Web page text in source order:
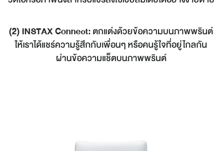
(2) INSTAX Connect: ตกแต่งด้วยข้อความบนภาพพรินต์
ให้เราได้แชร์ความรู้สึกกับเพื่อนๆ หรือคนรู้ใจที่อยู่ไกลกัน
ผ่านข้อความแช็ตบนภาพพรินต์